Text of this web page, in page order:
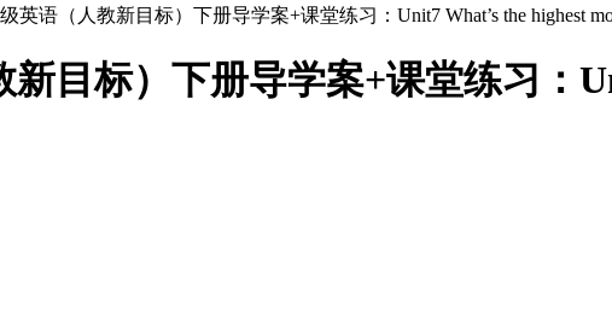
英语（人教新目标）下册导学案+课堂练习：Unit7 What’s the highest
目标）下册导学案+课堂练习：